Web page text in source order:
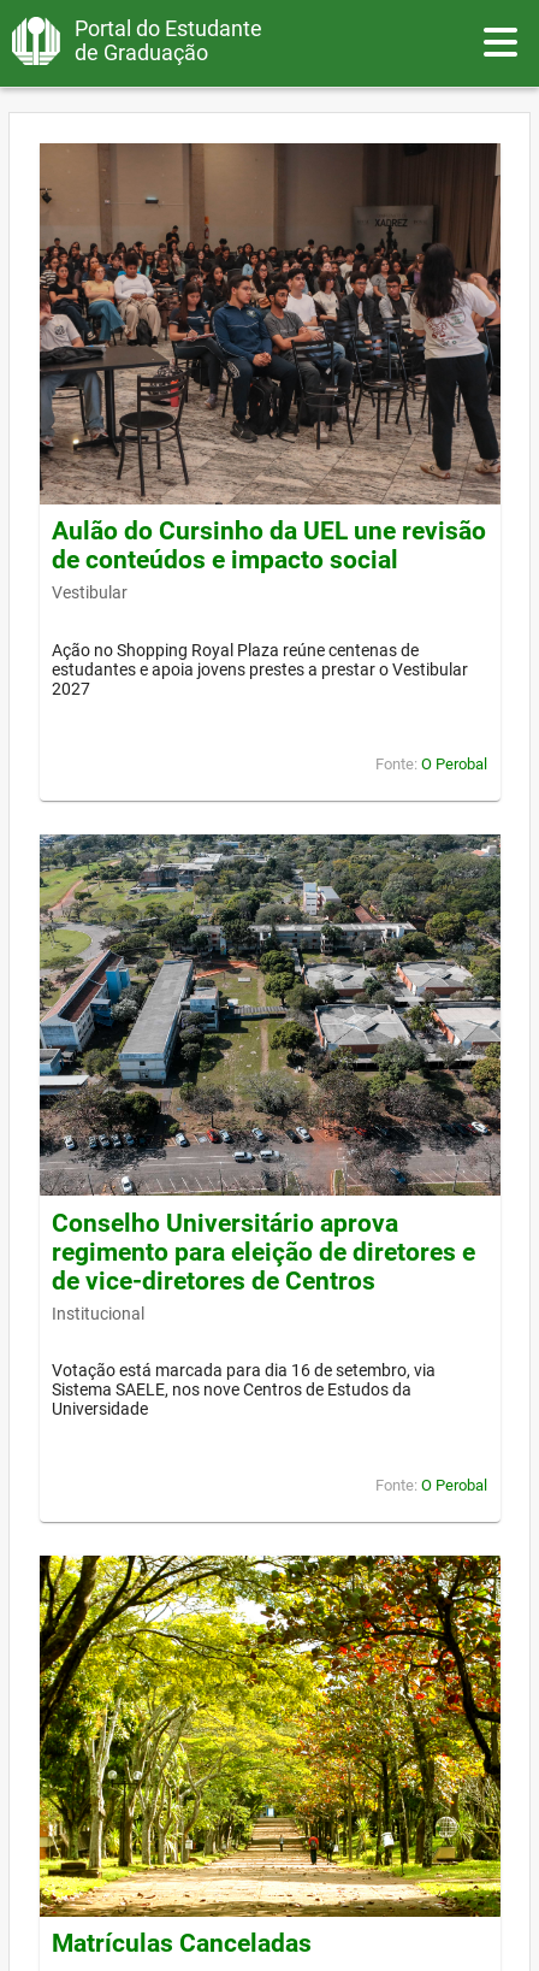
Portal do Estudante
de Graduação
Aulão do Cursinho da UEL une revisão
de conteúdos e impacto social
Vestibular
Ação no Shopping Royal Plaza reúne centenas de
estudantes e apoia jovens prestes a prestar o Vestibular
2027
Fonte: O Perobal
Conselho Universitário aprova
regimento para eleição de diretores e
de vice-diretores de Centros
Institucional
Votação está marcada para dia 16 de setembro, via
Sistema SAELE, nos nove Centros de Estudos da
Universidade
Fonte: O Perobal
Matrículas Canceladas